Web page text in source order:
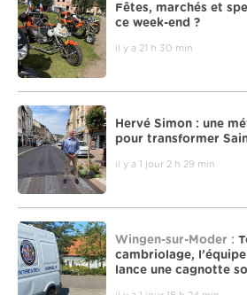
Fêtes, marchés et
ce week-end ?
il y a 21 h 30 min
Hervé Simon : une
pour transformer
il y a 1 jour 2 h 29 min
Wingen-sur-Moder :
cambriolage,
lance une cagnotte